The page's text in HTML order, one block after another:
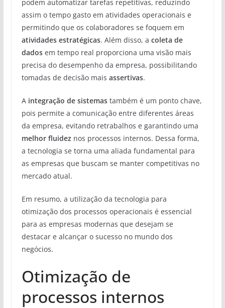
podem automatizar tarefas repetitivas, reduzindo
assim o tempo gasto em atividades operacionais e
permitindo que os colaboradores se foquem em
atividades estratégicas. Além disso, a coleta de
dadosem tempo real proporciona uma visão mais
precisa do desempenho da empresa, possibilitando
tomadas de decisão mais assertivas.
A integração de sistemastambém é um ponto chave,
pois permite a comunicação entre diferentes áreas
da empresa, evitando retrabalhos e garantindo uma
melhor fluideznos processos internos. Dessa forma,
a tecnologia se torna uma aliada fundamental para
as empresas que buscam se manter competitivas no
mercado atual.
Em resumo, a utilização da tecnologia para
otimização dos processos operacionais é essencial
para as empresas modernas que desejam se
destacar e alcançar o sucesso no mundo dos
negócios.
Otimização de
processos internos